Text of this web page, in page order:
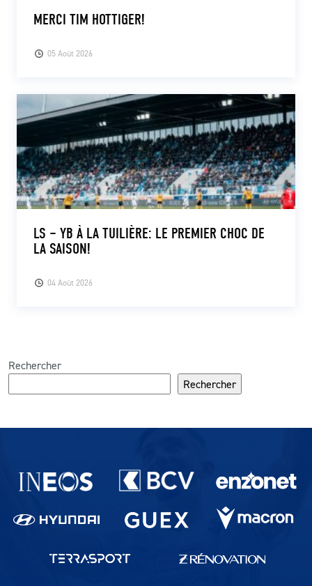
05 Août 2026
MERCI TIM HOTTIGER!
04 Août 2026
LS – YB À LA TUILIÈRE: LE PREMIER CHOC DE
LA SAISON!
Rechercher
Rechercher
Partenaires du lausanne-Sport